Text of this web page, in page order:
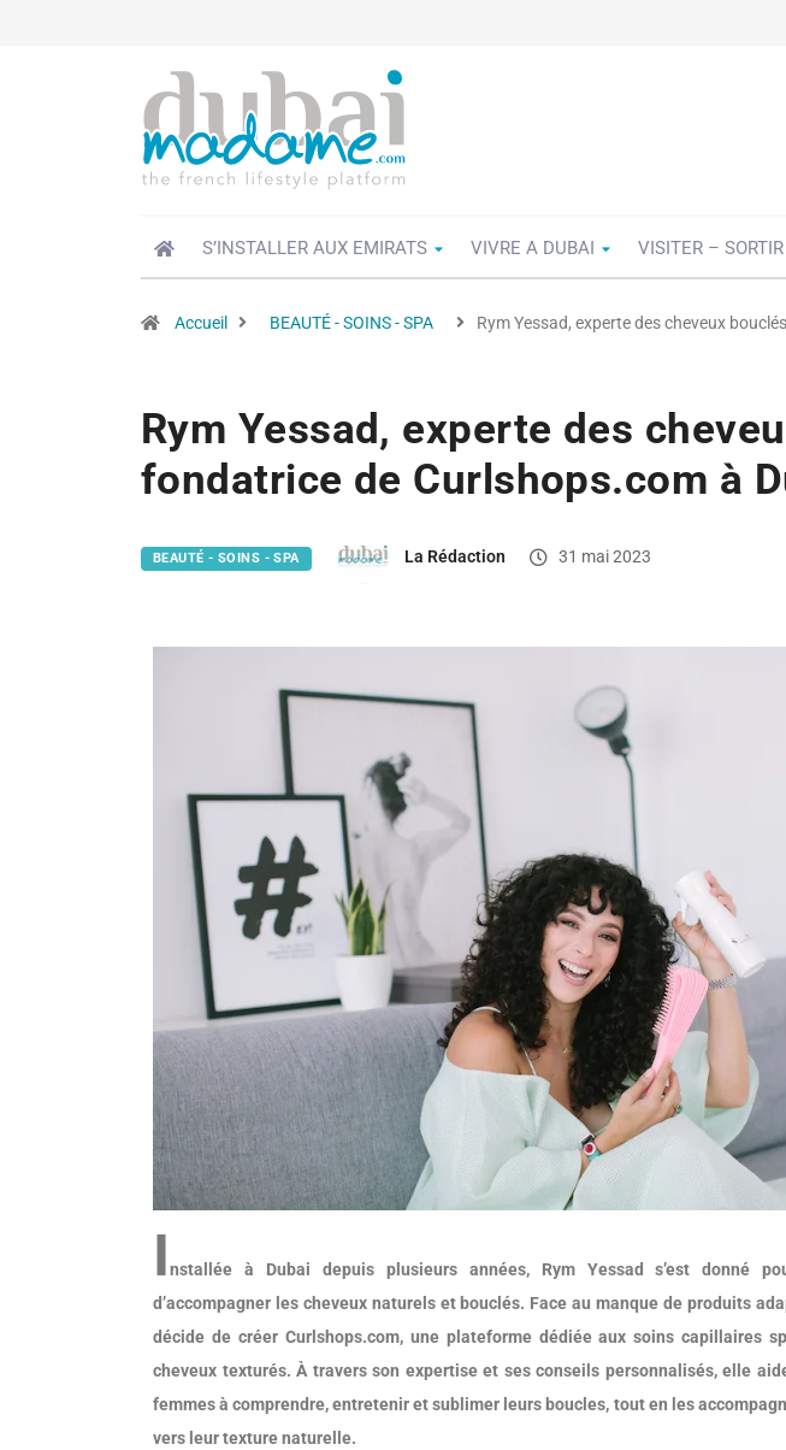
S’INSTALLER AUX EMIRATS VIVRE A DUBAI VISITER – SORTIR
Accueil BEAUTÉ - SOINS - SPA Rym Yessad, experte des cheveux
Rym Yessad, experte des
fondatrice de Curlshops.com à
BEAUTÉ - SOINS - SPA La Rédaction 31 mai 2023
Installée à Dubai depuis plusieurs années, Rym Yessad s’est donné
d’accompagner les cheveux naturels et bouclés. Face au manque de produits
décide de créer Curlshops.com, une plateforme dédiée aux soins capillaires
cheveux texturés. À travers son expertise et ses conseils personnalisés, elle
femmes à comprendre, entretenir et sublimer leurs boucles, tout en les
vers leur texture naturelle.